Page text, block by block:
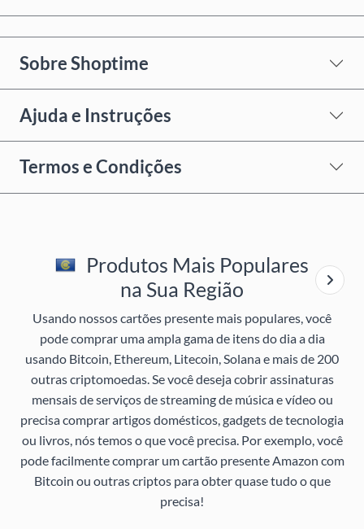
Sobre Shoptime
Ajuda e Instruções
Termos e Condições
Produtos Mais Populares
na Sua Região
Usando nossos cartões presente mais populares, você
pode comprar uma ampla gama de itens do dia a dia
usando Bitcoin, Ethereum, Litecoin, Solana e mais de 200
outras criptomoedas. Se você deseja cobrir assinaturas
mensais de serviços de streaming de música e vídeo ou
precisa comprar artigos domésticos, gadgets de tecnologia
ou livros, nós temos o que você precisa. Por exemplo, você
pode facilmente comprar um cartão presente Amazon com
Bitcoin ou outras criptos para obter quase tudo o que
precisa!